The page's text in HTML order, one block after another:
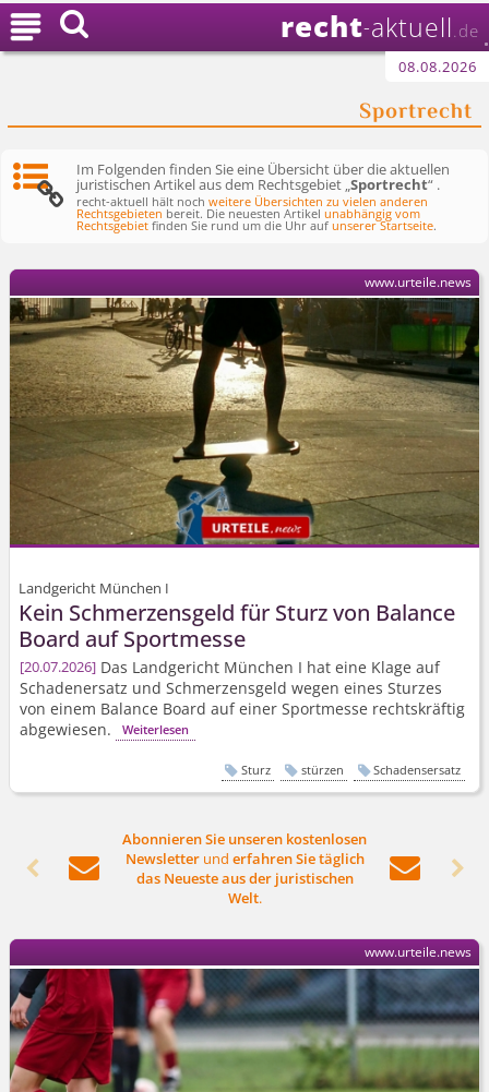
recht-aktuell .de
08.08.2026
Sportrecht

Im Folgenden finden Sie eine Übersicht über die aktuellen
juristischen Artikel aus dem Rechtsgebiet „Sportrecht“ .
recht-aktuell hält nochweitere Übersichten zu vielen anderen
Rechtsgebieten bereit. Die neuesten Artikelunabhängig vom
Rechtsgebiet finden Sie rund um die Uhr aufunserer Startseite.
Landgericht München I
Kein Schmerzensgeld für Sturz von Balance
Board auf Sportmesse
20.07.2026 Das Landgericht München I hat eine Klage auf
Schadenersatz und Schmerzensgeld wegen eines Sturzes
von einem Balance Board auf einer Sportmesse rechtskräftig
abgewiesen.
Weiterlesen
www.urteile.news
Sturz stürzen Schadensersatz
 
Abonnieren Sie unseren kostenlosen
Newsletterund erfahren Sie täglich
das Neueste aus der juristischen
Welt.
 
www.urteile.news